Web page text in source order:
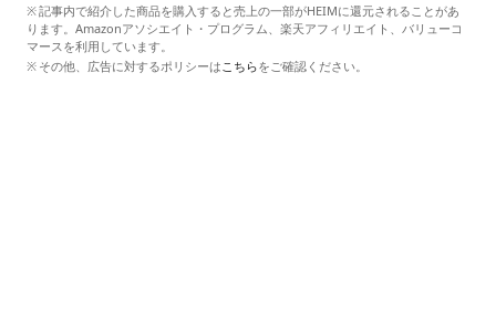
記事内で紹介した商品を購入すると売上の一部がHEIMに還元されることがあ
ります。Amazonアソシエイト・プログラム、楽天アフィリエイト、バリューコ
マースを利用しています。
その他、広告に対するポリシーはこちらをご確認ください。